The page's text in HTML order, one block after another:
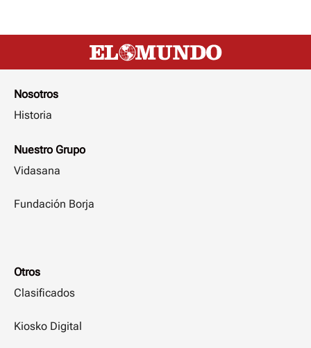
Nosotros
Historia
Nuestro Grupo
Vidasana
Fundación Borja
Otros
Clasificados
Kiosko Digital